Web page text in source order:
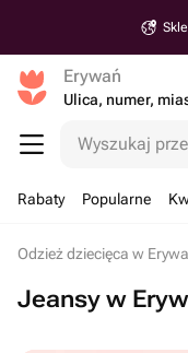
Erywań
Ulica, numer,
Wyszukaj
Rabaty Popularne
Odzież dziecięca w
Jeansy w